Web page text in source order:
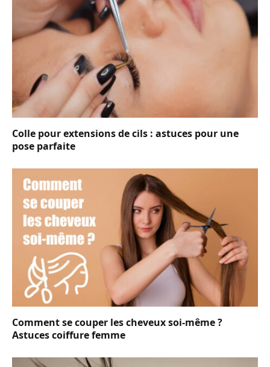
Colle pour extensions de cils : astuces pour une
pose parfaite
Comment se couper les cheveux soi-même ?
Astuces coiffure femme